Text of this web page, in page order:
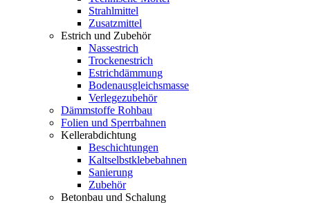
Strahlmittel
Zusatzmittel
Estrich und Zubehör
Nassestrich
Trockenestrich
Estrichdämmung
Bodenausgleichsmasse
Verlegezubehör
Dämmstoffe Rohbau
Folien und Sperrbahnen
Kellerabdichtung
Beschichtungen
Kaltselbstklebebahnen
Sanierung
Zubehör
Betonbau und Schalung